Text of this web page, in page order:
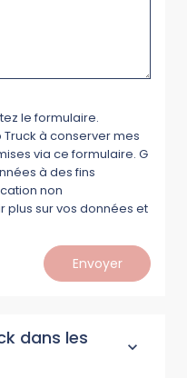
le formulaire.
à conserver mes
via ce formulaire. G
à des fins
non
plus sur vos données et
Envoyer
dans les